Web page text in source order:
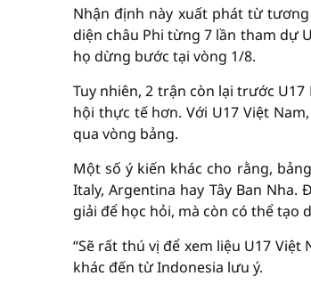
Nhận định này xuất phát từ
diện châu Phi từng 7 lần tham dự
họ dừng bước tại vòng 1/8.
Tuy nhiên, 2 trận còn lại trước
hội thực tế hơn. Với U17 Việt
qua vòng bảng.
Một số ý kiến khác cho rằng,
Italy, Argentina hay Tây Ban
giải để học hỏi, mà còn có thể tạo
“Sẽ rất thú vị để xem liệu U17
khác đến từ Indonesia lưu ý.